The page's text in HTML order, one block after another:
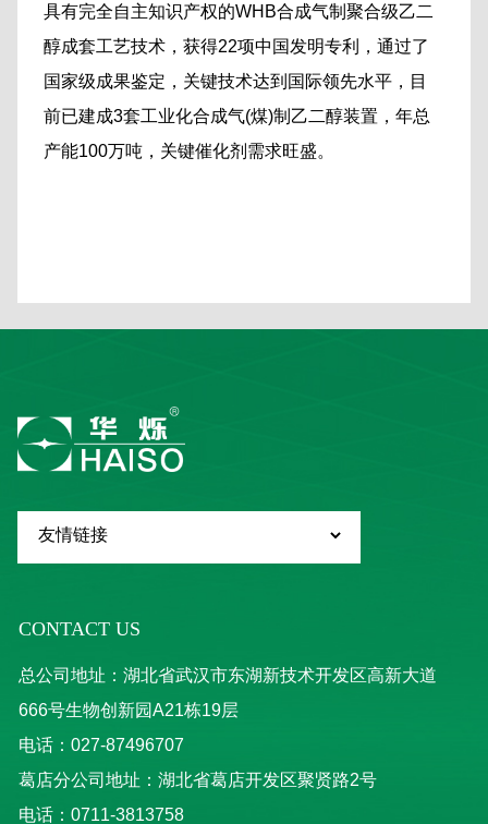
具有完全自主知识产权的WHB合成气制聚合级乙二
醇成套工艺技术，获得22项中国发明专利，通过了
国家级成果鉴定，关键技术达到国际领先水平，目
前已建成3套工业化合成气(煤)制乙二醇装置，年总
产能100万吨，关键催化剂需求旺盛。
CONTACT US
总公司地址：湖北省武汉市东湖新技术开发区高新大道
666号生物创新园A21栋19层
电话：027-87496707
葛店分公司地址：湖北省葛店开发区聚贤路2号
电话：0711-3813758